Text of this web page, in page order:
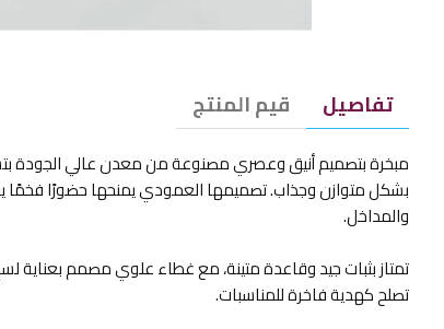
تفاصيل قيم المنتج
مبخرة بتصميم أنيق وعصري مصنوعة من معدن عالي الجودة
بشكل متوازن وجذاب. تصميمها العمودي يمنحها حضورًا فخمًا
والمداخل.
تمتاز بثبات جيد وقاعدة متينة، مع غطاء علوي مصمم بعناية
تصلح كهدية فاخرة للمناسبات.